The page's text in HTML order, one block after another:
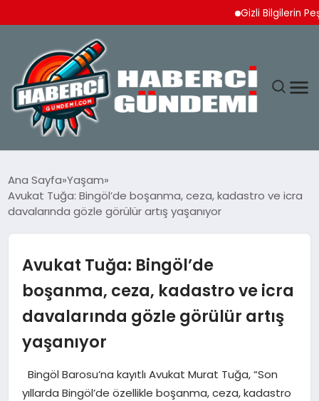
Gizli Bilgilerin
YAŞAM
DÜNYA
MAGAZIN
EĞITIM
Ana Sayfa Yaşam
Avukat Tuğa: Bingöl’de boşanma, ceza, kadastro ve icra
davalarında gözle görülür artış yaşanıyor
Avukat Tuğa: Bingöl’de
boşanma, ceza, kadastro ve icra
davalarında gözle görülür artış
yaşanıyor
Bingöl Barosu’na kayıtlı Avukat Murat Tuğa, “Son
yıllarda Bingöl’de özellikle boşanma, ceza, kadastro